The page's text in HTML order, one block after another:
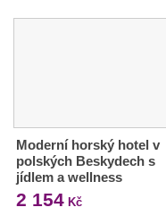
Moderní horský hotel v
polských Beskydech s
jídlem a wellness
2 154 Kč